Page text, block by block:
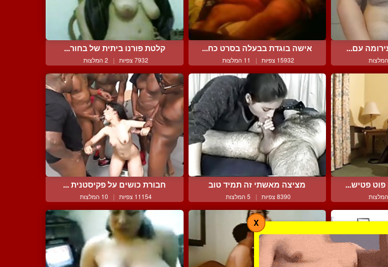
עם... אישה בוגדת בבעלה בסרט כח...
15932 צפיות | 11 המלצות
קלטת פורנו ביתית של בחור...
7932 צפיות | 2 המלצות
פטיש... מציצה מאשתי זה תמיד טוב
8390 צפיות | 5 המלצות
חבורת כושים על פקיסטנית ...
11154 צפיות | 10 המלצות
X